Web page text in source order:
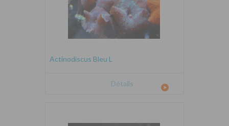
Actinodiscus Bleu L
Détails